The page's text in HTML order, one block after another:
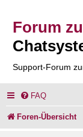
Forum
Support-Forum
FAQ
Foren-Übersicht